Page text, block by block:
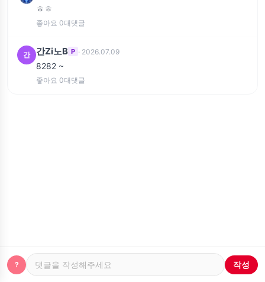
ㅎㅎ
좋아요 0대댓글
간 간Zi노B P · 2026.07.09
8282 ~
좋아요 0대댓글
? 작성